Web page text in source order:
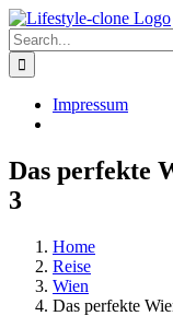
Skip
to
content
Search
for:
Impressum
Das perfekte
3
Home
Reise
Wien
Das perfekte